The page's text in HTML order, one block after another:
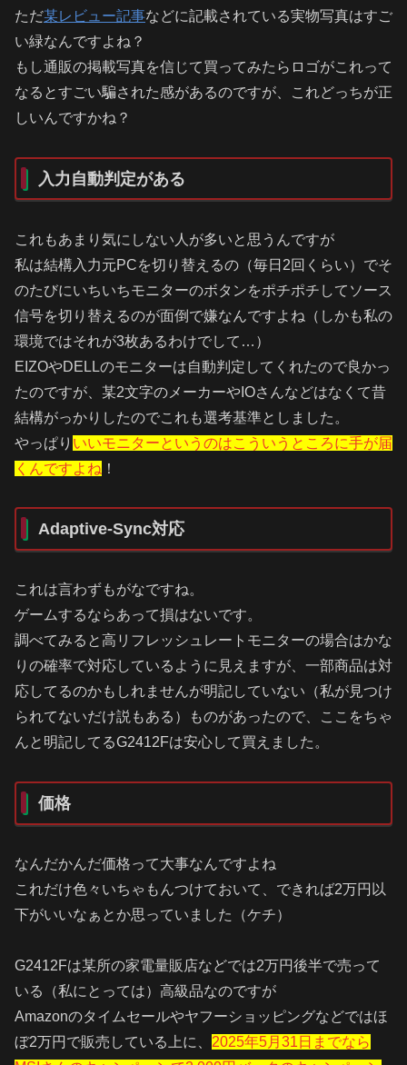
ただ某レビュー記事などに記載されている実物写真はすご
い緑なんですよね？
もし通販の掲載写真を信じて買ってみたらロゴがこれって
なるとすごい騙された感があるのですが、これどっちが正
しいんですかね？
入力自動判定がある
これもあまり気にしない人が多いと思うんですが
私は結構入力元PCを切り替えるの（毎日2回くらい）でそ
のたびにいちいちモニターのボタンをポチポチしてソース
信号を切り替えるのが面倒で嫌なんですよね（しかも私の
環境ではそれが3枚あるわけでして…）
EIZOやDELLのモニターは自動判定してくれたので良かっ
たのですが、某2文字のメーカーやIOさんなどはなくて昔
結構がっかりしたのでこれも選考基準としました。
やっぱり いいモニターというのはこういうところに手が届
くんですよね ！
Adaptive-Sync対応
これは言わずもがなですね。
ゲームするならあって損はないです。
調べてみると高リフレッシュレートモニターの場合はかな
りの確率で対応しているように見えますが、一部商品は対
応してるのかもしれませんが明記していない（私が見つけ
られてないだけ説もある）ものがあったので、ここをちゃ
んと明記してるG2412Fは安心して買えました。
価格
なんだかんだ価格って大事なんですよね
これだけ色々いちゃもんつけておいて、できれば2万円以
下がいいなぁとか思っていました（ケチ）
G2412Fは某所の家電量販店などでは2万円後半で売って
いる（私にとっては）高級品なのですが
Amazonのタイムセールやヤフーショッピングなどではほ
ぼ2万円で販売している上に、 2025年5月31日までなら